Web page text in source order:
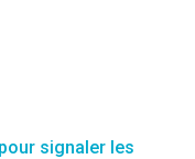
signaler les